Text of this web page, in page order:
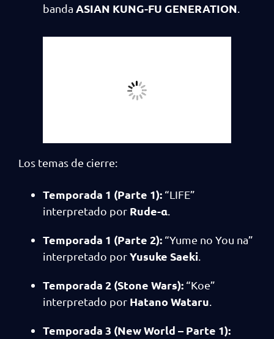
banda ASIAN KUNG-FU GENERATION.
Los temas de cierre:
Temporada 1 (Parte 1): “LIFE”
interpretado por Rude-α
Temporada 1 (Parte 2): “Yume no You na”
interpretado porYusuke Saeki
Temporada 2 (Stone Wars): “Koe”
interpretado por Hatano Wataru
Temporada 3 (New World – Parte 1):